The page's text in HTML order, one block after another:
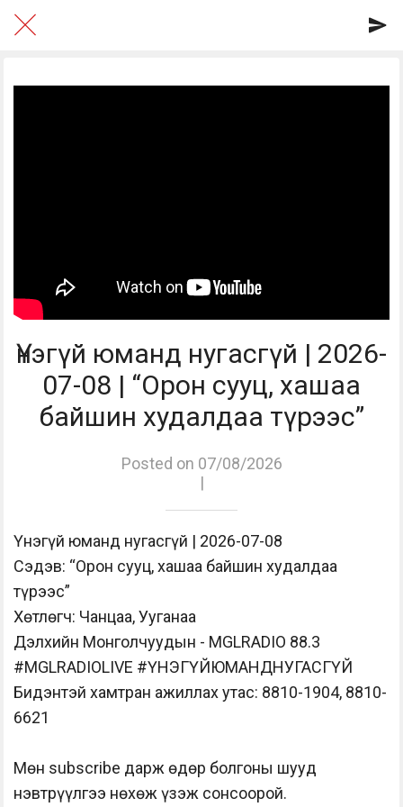
Үнэгүй юманд нугасгүй | 2026-
07-08 | “Орон сууц, хашаа
байшин худалдаа түрээс”
Posted on 07/08/2026
|
Үнэгүй юманд нугасгүй | 2026-07-08
Сэдэв: “Орон сууц, хашаа байшин худалдаа
түрээс”
Хөтлөгч: Чанцаа, Ууганаа
Дэлхийн Монголчуудын - MGLRADIO 88.3
#MGLRADIOLIVE #ҮНЭГҮЙЮМАНДНУГАСГҮЙ
Бидэнтэй хамтран ажиллах утас: 8810-1904, 8810-
6621
Мөн subscribe дарж өдөр болгоны шууд
нэвтрүүлгээ нөхөж үзэж сонсоорой.